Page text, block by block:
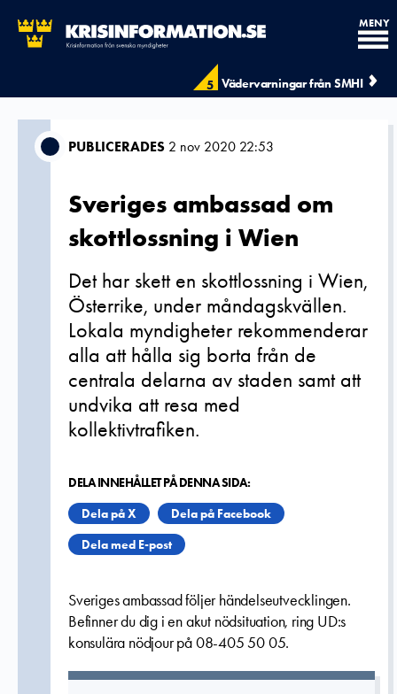
5 Vädervarningar från SMHI
MENY
PUBLICERADES 2 nov 2020 22:53
Sveriges ambassad om
skottlossning i Wien
Det har skett en skottlossning i Wien,
Österrike, under måndagskvällen.
Lokala myndigheter rekommenderar
alla att hålla sig borta från de
centrala delarna av staden samt att
undvika att resa med
kollektivtrafiken.
DELA INNEHÅLLET PÅ DENNA SIDA:
Dela på X
Dela på Facebook
Dela med E-post
Sveriges ambassad följer händelseutvecklingen.
Befinner du dig i en akut nödsituation, ring UD:s
konsulära nödjour på 08-405 50 05.